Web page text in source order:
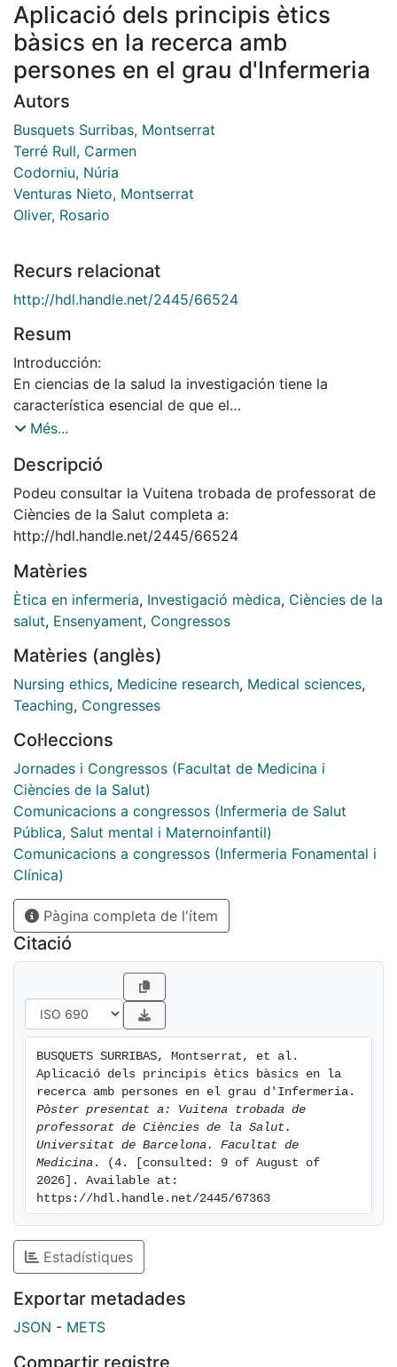
Aplicació dels principis ètics
bàsics en la recerca amb
persones en el grau d'Infermeria
Autors
Busquets Surribas, Montserrat
Terré Rull, Carmen
Codorniu, Núria
Venturas Nieto, Montserrat
Oliver, Rosario
Recurs relacionat
http://hdl.handle.net/2445/66524
Resum
Introducción:
En ciencias de la salud la investigación tiene la
característica esencial de que el
sujeto de estudio es la persona. Si las enfermeras son
principales, si participan en equipos o intervienen en
alguna investigación, es
imprescindible que adquieran sensibilidad ética,
compromiso con las personas y
es un fin en sí misma y
nunca un medio para otros propósitos”.
El Consejo Internacional de Enfermería (CIE) elaboró
la investigación integrando los principios del Informe
Belmont y concretándolos
en la profesión enfermera. Ya desde la formación
alumnos en el debate sobre los problemas éticos de la
investigación para que
apliquen los principios éticos en casos concretos y los
traduzcan en conductas
profesionales.
El objetivo de este póster es presentar el método
utilizado en la asignatura de
Ética y Legislación Profesional del Grado de
Enfermería para sensibilizar a los
alumnos sobre el comportamiento ético de los
investigadores e introducirlos en
la aplicación de principios éticos básicos en la
investigación con personas.
Método:
debate. Los grupos de
trabajo son de 24 alumnos, en grupos de 6, que
analizan diferentes casos
clínicos de conflicto ético en situaciones de
investigación. El objetivo es discutir
la aplicación de los principios éticos del Informe
Belmont y de las Directrices para
la Investigación Enfermera publicadas por el CIE...
Més...
Descripció
Podeu consultar la Vuitena trobada de professorat de
Ciències de la Salut completa a:
http://hdl.handle.net/2445/66524
Matèries
Ètica en infermeria, Investigació mèdica, Ciències de la
salut, Ensenyament, Congressos
Matèries (anglès)
Nursing ethics, Medicine research, Medical sciences,
Teaching, Congresses
Col·leccions
Jornades i Congressos (Facultat de Medicina i
Ciències de la Salut)
Comunicacions a congressos (Infermeria de Salut
Pública, Salut mental i Maternoinfantil)
Comunicacions a congressos (Infermeria Fonamental i
Clínica)
Pàgina completa de l'ítem
Citació
BUSQUETS SURRIBAS, Montserrat, et al.
Aplicació dels principis ètics bàsics en la
Pòster presentat a: Vuitena trobada de
professorat de Ciències de la Salut.
Universitat de Barcelona. Facultat de
Medicina . (4. [consulted: 9 of August of
2026]. Available at:
https://hdl.handle.net/2445/67363
Estadístiques
Exportar metadades
JSON - METS
Compartir registre